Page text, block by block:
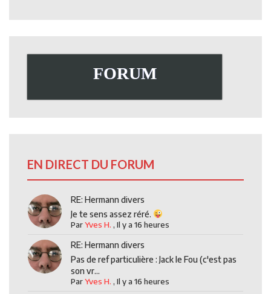
FORUM
EN DIRECT DU FORUM
RE: Hermann divers
Je te sens assez réré.
ParYves H. ,Il y a 16 heures
RE: Hermann divers
Pas de ref particulière : Jack le Fou (c'est pas
son vr...
ParYves H. ,Il y a 16 heures